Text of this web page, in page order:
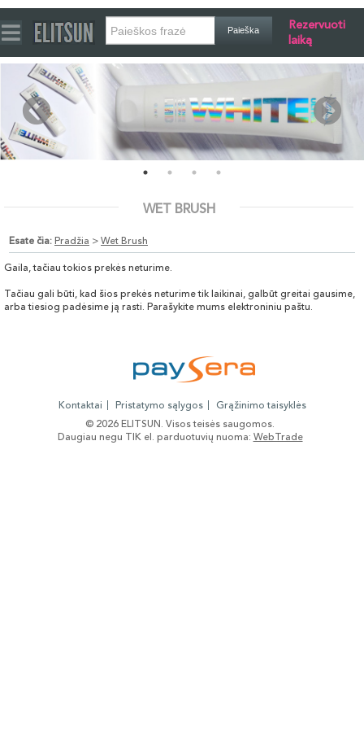
Rezervuoti
laiką
WET BRUSH
Esate čia:Pradžia >Wet Brush
Gaila, tačiau tokios prekės neturime.
Tačiau gali būti, kad šios prekės neturime tik laikinai, galbūt greitai gausime,
arba tiesiog padėsime ją rasti. Parašykite mums elektroniniu paštu.
Kontaktai Pristatymo sąlygos
Grąžinimo taisyklės
© 2026 ELITSUN. Visos teisės saugomos.
Daugiau negu TIK el. parduotuvių nuoma: WebTrade